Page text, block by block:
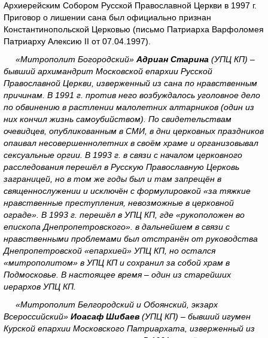
Архиерейским Собором Русской Православной Церкви в 1997 г.
Приговор о лишении сана был официально признан
Константинопольской Церковью (письмо Патриарха Варфоломея
Патриарху Алексию II от 07.04.1997).
«Митрополит Богородский» Адриан Старина (УПЦ КП) –
бывший архимандрит Московской епархии Русской
Православной Церкви, изверженный из сана по нравственным
причинам. В 1991 г. против него возбуждалось уголовное дело
по обвинению в растлении малолетних алтарников (один из
них кончил жизнь самоубийством). По свидетельствам
очевидцев, опубликованным в СМИ, в дни церковных праздников
опаивал несовершеннолетних в своём храме и организовывал
сексуальные оргии. В 1993 г. в связи с началом церковного
расследования перешёл в Русскую Православную Церковь
заграницей, но в том же годы был и там запрещён в
священнослужении и исключён с формулировкой «за тяжкие
нравственные преступления, невозможные в церковной
ограде». В 1993 г. перешёл в УПЦ КП, где «рукоположен во
епископа Днепропетровского». в дальнейшем в связи с
нравственными проблемами был отстранён от руководства
Днепропетровской «епархией» УПЦ КП, но остался
«митрополитом» в УПЦ КП и сохранил за собой храм в
Подмосковье. В настоящее время – один из старейших
иерархов УПЦ КП.
«Митрополит Белгородский и Обоянский, экзарх
Всероссийский» Иоасаф Шибаев (УПЦ КП) – бывший игумен
Курской епархии Московского Патриархата, изверженный из